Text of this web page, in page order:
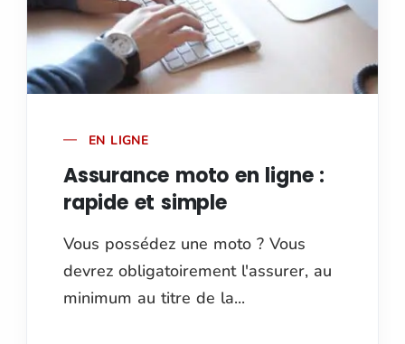
EN LIGNE
Assurance moto en ligne :
rapide et simple
Vous possédez une moto ? Vous
devrez obligatoirement l'assurer, au
minimum au titre de la...